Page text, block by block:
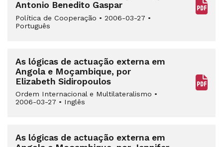
Antonio Benedito Gaspar
Política de Cooperação • 2006-03-27 •
Português
As lógicas de actuação externa em
Angola e Moçambique, por
Elizabeth Sidiropoulos
Ordem Internacional e Multilateralismo •
2006-03-27 • Inglês
As lógicas de actuação externa em